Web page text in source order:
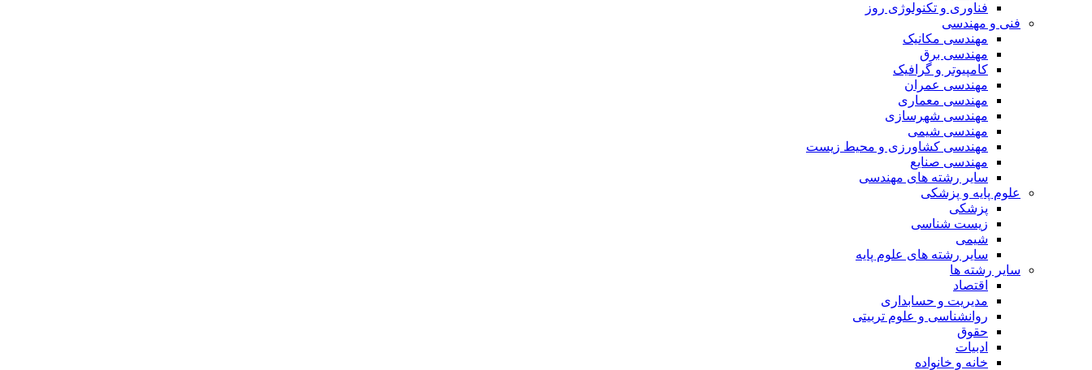
فناوری و تکنولوژی روز
فنی و مهندسی
مهندسی مکانیک
مهندسی برق
کامپیوتر و گرافیک
مهندسی عمران
مهندسی معماری
مهندسی شهرسازی
مهندسی شیمی
مهندسی کشاورزی و محیط زیست
مهندسی صنایع
سایر رشته های مهندسی
علوم پایه و پزشکی
پزشکی
زیست شناسی
شیمی
سایر رشته های علوم پایه
سایر رشته ها
اقتصاد
مدیریت و حسابداری
روانشناسی و علوم تربیتی
حقوق
ادبیات
خانه و خانواده